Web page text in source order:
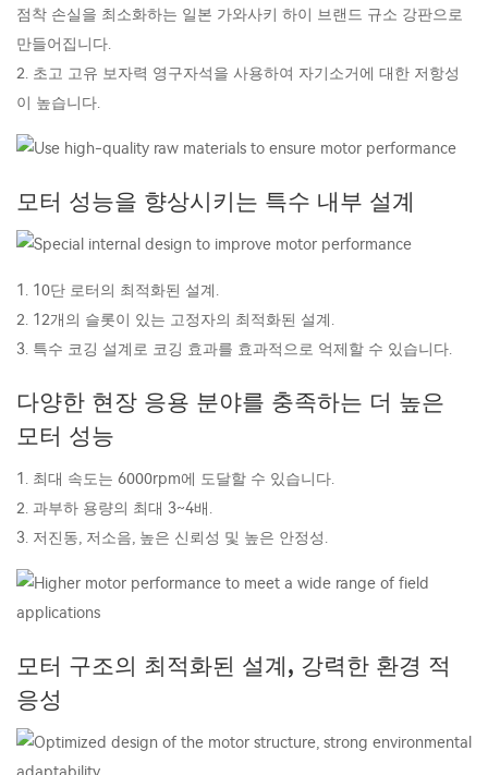
점착 손실을 최소화하는 일본 가와사키 하이 브랜드 규소 강판으로
만들어집니다.
2. 초고 고유 보자력 영구자석을 사용하여 자기소거에 대한 저항성
이 높습니다.
모터 성능을 향상시키는 특수 내부 설계
1. 10단 로터의 최적화된 설계.
2. 12개의 슬롯이 있는 고정자의 최적화된 설계.
3. 특수 코깅 설계로 코깅 효과를 효과적으로 억제할 수 있습니다.
다양한 현장 응용 분야를 충족하는 더 높은
모터 성능
1. 최대 속도는 6000rpm에 도달할 수 있습니다.
2. 과부하 용량의 최대 3~4배.
3. 저진동, 저소음, 높은 신뢰성 및 높은 안정성.
모터 구조의 최적화된 설계, 강력한 환경 적
응성